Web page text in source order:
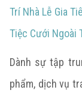
Trí Nhà Lễ Gia
Tiệc Cưới Ngoài
Dành sự tập
phẩm, dịch vụ